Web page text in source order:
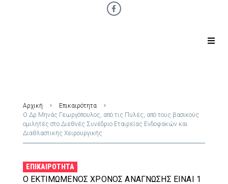
Αρχική
Επικαιρότητα
Ο Δρ Μηνάς Γεωργόπουλος, από τις Πυλές, από τους βασικούς
ομιλητές στο Διεθνές Συνέδριο Εταιρείας Ενδοφακών και
Διαθλαστικής Χειρουργικής
ΕΠΙΚΑΙΡΌΤΗΤΑ
Ο ΕΚΤΙΜΏΜΕΝΟΣ ΧΡΌΝΟΣ ΑΝΆΓΝΩΣΗΣ ΕΊΝΑΙ 1